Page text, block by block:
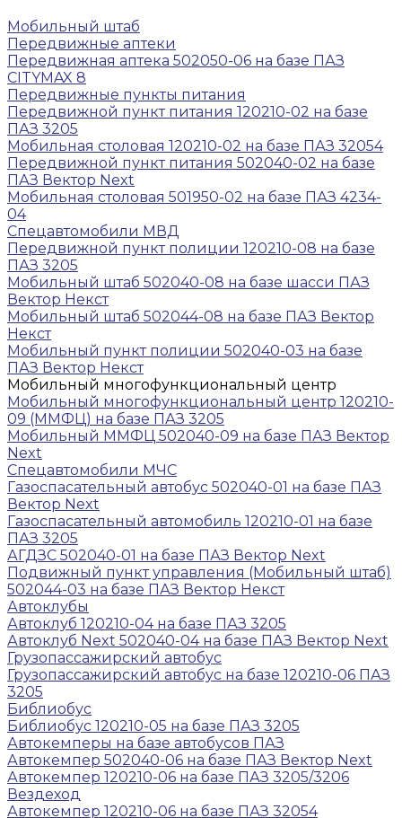
Мобильный штаб
Передвижные аптеки
Передвижная аптека 502050-06 на базе ПАЗ
CITYMAX 8
Передвижные пункты питания
Передвижной пункт питания 120210-02 на базе
ПАЗ 3205
Мобильная столовая 120210-02 на базе ПАЗ 32054
Передвижной пункт питания 502040-02 на базе
ПАЗ Вектор Next
Мобильная столовая 501950-02 на базе ПАЗ 4234-
04
Спецавтомобили МВД
Передвижной пункт полиции 120210-08 на базе
ПАЗ 3205
Мобильный штаб 502040-08 на базе шасси ПАЗ
Вектор Некст
Мобильный штаб 502044-08 на базе ПАЗ Вектор
Некст
Мобильный пункт полиции 502040-03 на базе
ПАЗ Вектор Некст
Мобильный многофункциональный центр
Мобильный многофункциональный центр 120210-
09 (ММФЦ) на базе ПАЗ 3205
Мобильный ММФЦ 502040-09 на базе ПАЗ Вектор
Next
Спецавтомобили МЧС
Газоспасательный автобус 502040-01 на базе ПАЗ
Вектор Next
Газоспасательный автомобиль 120210-01 на базе
ПАЗ 3205
АГДЗС 502040-01 на базе ПАЗ Вектор Next
Подвижный пункт управления (Мобильный штаб)
502044-03 на базе ПАЗ Вектор Некст
Автоклубы
Автоклуб 120210-04 на базе ПАЗ 3205
Автоклуб Next 502040-04 на базе ПАЗ Вектор Next
Грузопассажирский автобус
Грузопассажирский автобус на базе 120210-06 ПАЗ
3205
Библиобус
Библиобус 120210-05 на базе ПАЗ 3205
Автокемперы на базе автобусов ПАЗ
Автокемпер 502040-06 на базе ПАЗ Вектор Next
Автокемпер 120210-06 на базе ПАЗ 3205/3206
Вездеход
Автокемпер 120210-06 на базе ПАЗ 32054